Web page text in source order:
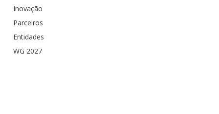
Inovação
Parceiros
Entidades
WG 2027